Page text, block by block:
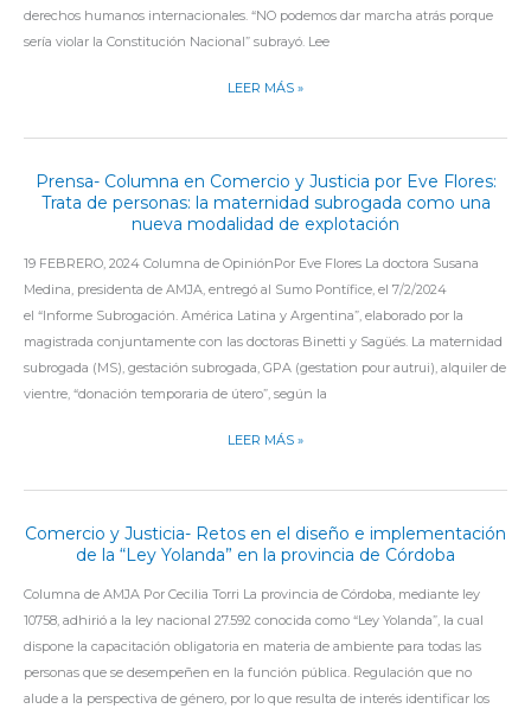
derechos humanos internacionales. “NO podemos dar marcha atrás porque
sería violar la Constitución Nacional” subrayó. Lee
IDEOLOGÍA
DE
HAY
REALIDAD”:
CRÍTICA
CONTRA
ELIMINACIÓN
DEL
FEMICIDIO
LEER MÁS »
Prensa- Columna en Comercio y Justicia por Eve Flores:
Trata de personas: la maternidad subrogada como una
nueva modalidad de explotación
19 FEBRERO, 2024 Columna de OpiniónPor Eve Flores La doctora Susana
Medina, presidenta de AMJA, entregó al Sumo Pontífice, el 7/2/2024
el “Informe Subrogación. América Latina y Argentina”, elaborado por la
magistrada conjuntamente con las doctoras Binetti y Sagüés. La maternidad
subrogada (MS), gestación subrogada, GPA (gestation pour autrui), alquiler de
vientre, “donación temporaria de útero”, según la
PRENSA-
COLUMNA
EN
COMERCIO
Y
JUSTICIA
POR
EVE
FLORES:
DE
LA
SUBROGADA
UNA
NUEVA
MODALIDAD
DE
EXPLOTACIÓN
LEER MÁS »
Comercio y Justicia- Retos en el diseño e implementación
de la “Ley Yolanda” en la provincia de Córdoba
Columna de AMJA Por Cecilia Torri La provincia de Córdoba, mediante ley
10758, adhirió a la ley nacional 27.592 conocida como “Ley Yolanda”, la cual
dispone la capacitación obligatoria en materia de ambiente para todas las
personas que se desempeñen en la función pública. Regulación que no
alude a la perspectiva de género, por lo que resulta de interés identificar los
COMERCIO
JUSTICIA-
RETOS
EN
EL
DISEÑO